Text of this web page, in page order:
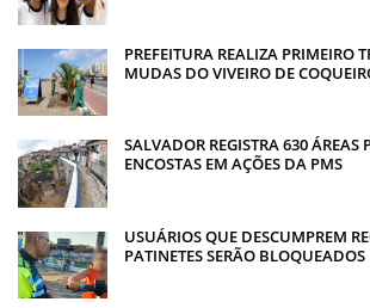
PREFEITURA REALIZA PRIMEIRO
MUDAS DO VIVEIRO DE
SALVADOR REGISTRA 630 ÁREAS
ENCOSTAS EM AÇÕES DA PMS
USUÁRIOS QUE DESCUMPREM
PATINETES SERÃO BLOQUEADOS